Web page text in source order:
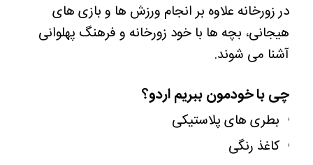
در زورخانه علاوه بر انجام ورزش ها و بازی های
هیجانی، بچه ها با خود زورخانه و فرهنگ پهلوانی
آشنا می شوند.
چی با خودمون ببریم اردو؟
بطری های پلاستیکی
کاغذ رنگی